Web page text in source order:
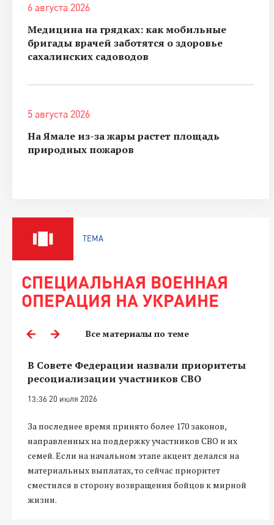
6 августа 2026
Медицина на грядках: как мобильные
бригады врачей заботятся о здоровье
сахалинских садоводов
5 августа 2026
На Ямале из-за жары растет площадь
природных пожаров
ТЕМА
СПЕЦИАЛЬНАЯ ВОЕННАЯ
ОПЕРАЦИЯ НА УКРАИНЕ
Все материалы по теме
В Совете Федерации назвали приоритеты
ресоциализации участников СВО
13:36 20 июля 2026
За последнее время принято более 170 законов,
направленных на поддержку участников СВО и их
семей. Если на начальном этапе акцент делался на
материальных выплатах, то сейчас приоритет
сместился в сторону возвращения бойцов к мирной
жизни.